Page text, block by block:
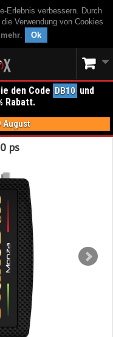
Erlebnis verbessern. Durch
Verwendung von Cookies
. Ok
den Code DB10 und
Rabatt.
August
ps